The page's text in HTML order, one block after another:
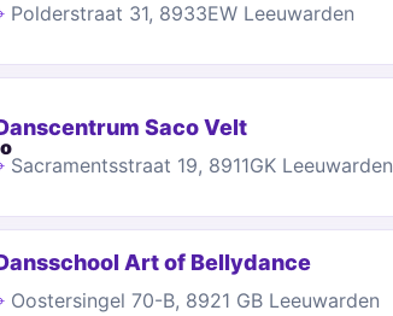
Polderstraat 31, 8933EW Leeuwarden
Saco Velt
Sacramentsstraat 19, 8911GK Leeuwarden
Art of Bellydance
Oostersingel 70-B, 8921 GB Leeuwarden